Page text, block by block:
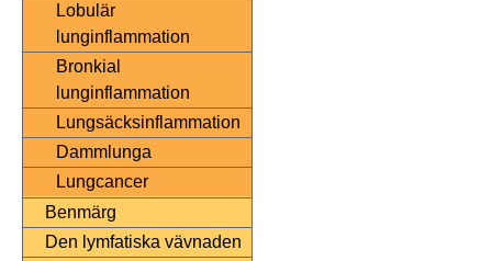
Lobulär
lunginflammation
Bronkial
lunginflammation
Lungsäcksinflammation
Dammlunga
Lungcancer
Benmärg
Den lymfatiska vävnaden